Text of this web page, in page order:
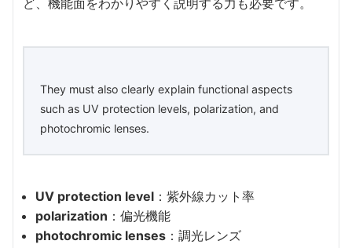
They must also clearly explain functional aspects
such as UV protection levels, polarization, and
photochromic lenses.
UV protection level ：紫外線カット率
polarization ：偏光機能
photochromic lenses ：調光レンズ